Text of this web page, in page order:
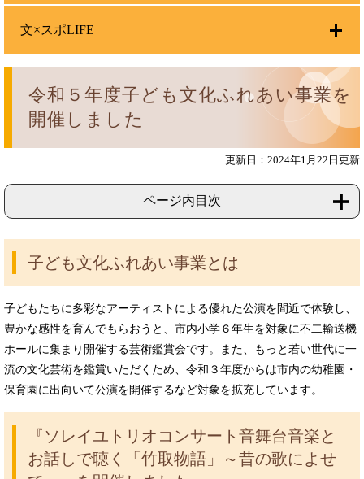
令和５年度子ども文化ふれあい事業を
開催しました
更新日：2024年1月22日更新
ページ内目次
子ども文化ふれあい事業とは
子どもたちに多彩なアーティストによる優れた公演を間近で体験し、
豊かな感性を育んでもらおうと、市内小学６年生を対象に不二輸送機
ホールに集まり開催する芸術鑑賞会です。また、もっと若い世代に一
流の文化芸術を鑑賞いただくため、令和３年度からは市内の幼稚園・
保育園に出向いて公演を開催するなど対象を拡充しています。
『ソレイユトリオコンサート音舞台音楽と
お話しで聴く「竹取物語」～昔の歌によせ
文×スポLIFE